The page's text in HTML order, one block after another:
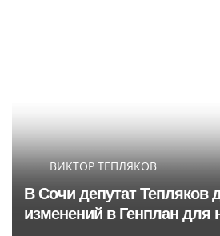
ВИКТОР ТЕПЛЯКОВ
В Сочи депутат Тепляков
изменений в Генплан для